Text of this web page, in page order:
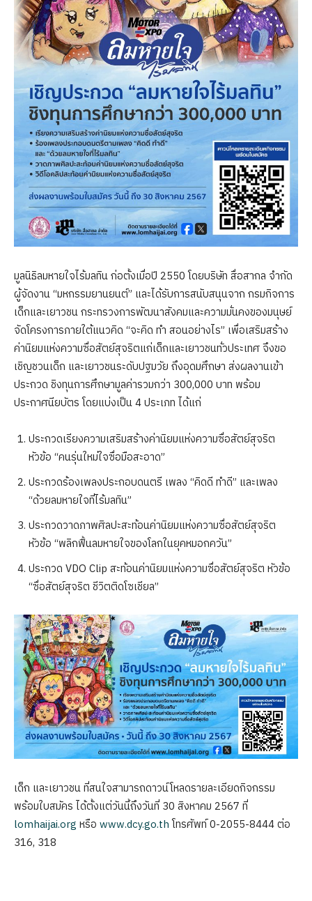
มูลนิธิลมหายใจไร้มลทิน ก่อตั้งเมื่อปี 2550 โดยบริษัท สื่อสากล จำกัด
ผู้จัดงาน “มหกรรมยานยนต์” และได้รับการสนับสนุนจาก กรมกิจการ
เด็กและเยาวชน กระทรวงการพัฒนาสังคมและความมั่นคงของมนุษย์
จัดโครงการภายใต้แนวคิด “จะคิด ทำ สอนอย่างไร” เพื่อเสริมสร้าง
ค่านิยมแห่งความซื่อสัตย์สุจริตแก่เด็กและเยาวชนทั่วประเทศ จึงขอ
เชิญชวนเด็ก และเยาวชนระดับปฐมวัย ถึงอุดมศึกษา ส่งผลงานเข้า
ประกวด ชิงทุนการศึกษามูลค่ารวมกว่า 300,000 บาท พร้อม
ประกาศนียบัตร โดยแบ่งเป็น 4 ประเภท ได้แก่
ประกวดเรียงความเสริมสร้างค่านิยมแห่งความซื่อสัตย์สุจริต
หัวข้อ “คนรุ่นใหม่ใจซื่อมือสะอาด”
ประกวดร้องเพลงประกอบดนตรี เพลง “คิดดี ทำดี” และเพลง
“ด้วยลมหายใจที่ไร้มลทิน”
ประกวดวาดภาพศิลปะสะท้อนค่านิยมแห่งความซื่อสัตย์สุจริต
หัวข้อ “พลิกฟื้นลมหายใจของโลกในยุคหมอกควัน”
ประกวด VDO Clip สะท้อนค่านิยมแห่งความซื่อสัตย์สุจริต หัวข้อ
“ซื่อสัตย์สุจริต ชีวิตติดโซเชียล”
เด็ก และเยาวชน ที่สนใจสามารถดาวน์โหลดรายละเอียดกิจกรรม
พร้อมใบสมัคร ได้ตั้งแต่วันนี้ถึงวันที่ 30 สิงหาคม 2567 ที่
lomhaijai.org หรือ www.dcy.go.thโทรศัพท์ 0-2055-8444 ต่อ
316, 318